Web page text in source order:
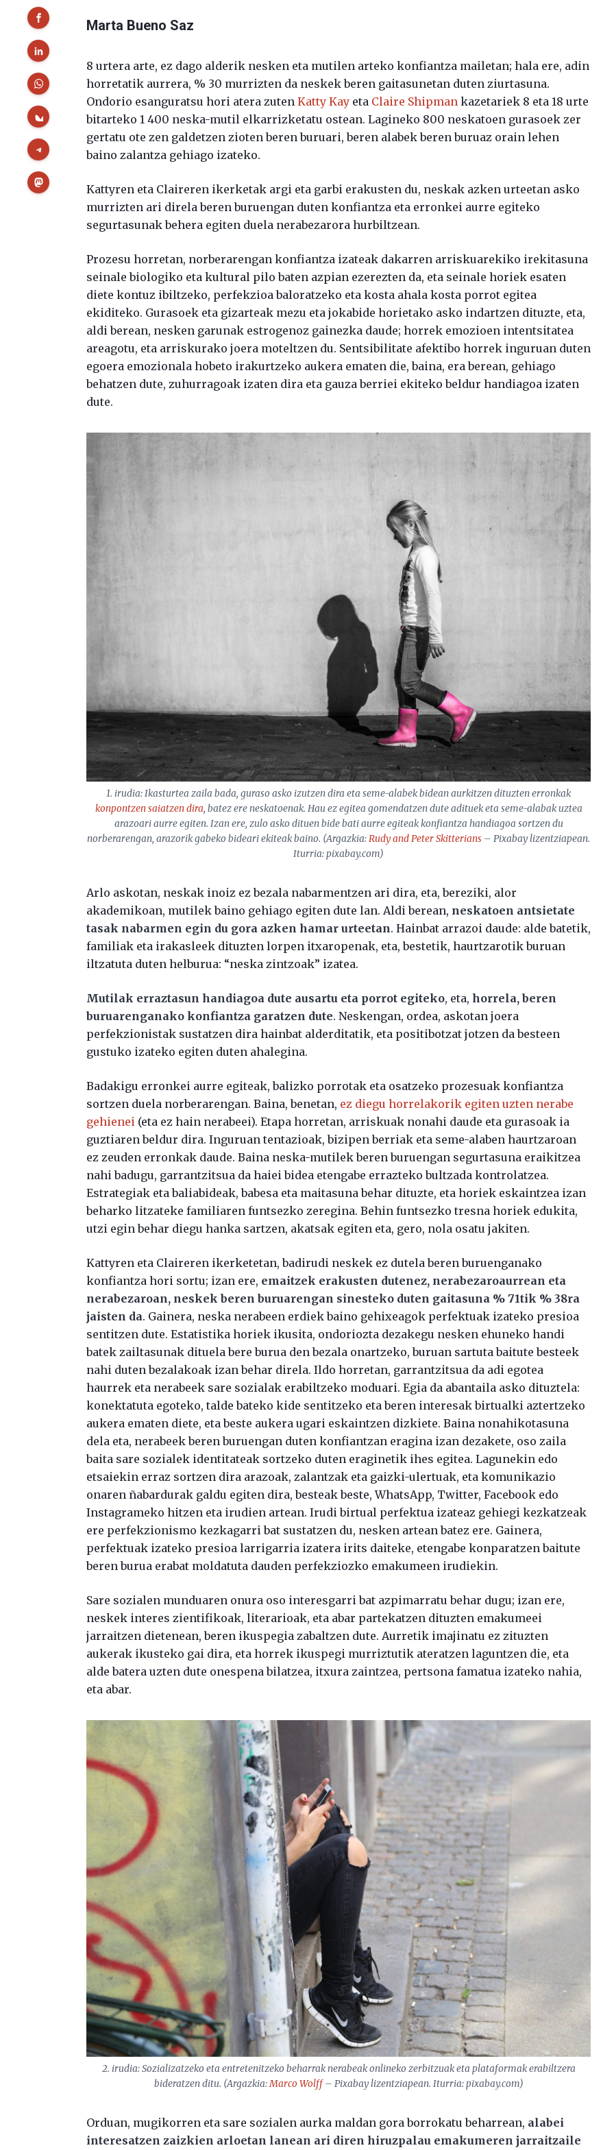
Marta Bueno Saz
8 urtera arte, ez dago alderik nesken eta mutilen arteko konfiantza mailetan; hala ere, adin
horretatik aurrera, % 30 murrizten da neskek beren gaitasunetan duten ziurtasuna.
Ondorio esanguratsu hori atera zutenKatty Kay eta Claire Shipman kazetariek 8 eta 18 urte
bitarteko 1 400 neska-mutil elkarrizketatu ostean. Lagineko 800 neskatoen gurasoek zer
gertatu ote zen galdetzen zioten beren buruari, beren alabek beren buruaz orain lehen
baino zalantza gehiago izateko.
Kattyren eta Claireren ikerketak argi eta garbi erakusten du, neskak azken urteetan asko
murrizten ari direla beren buruengan duten konfiantza eta erronkei aurre egiteko
segurtasunak behera egiten duela nerabezarora hurbiltzean.
Prozesu horretan, norberarengan konfiantza izateak dakarren arriskuarekiko irekitasuna
seinale biologiko eta kultural pilo baten azpian ezerezten da, eta seinale horiek esaten
diete kontuz ibiltzeko, perfekzioa baloratzeko eta kosta ahala kosta porrot egitea
ekiditeko. Gurasoek eta gizarteak mezu eta jokabide horietako asko indartzen dituzte, eta,
aldi berean, nesken garunak estrogenoz gainezka daude; horrek emozioen intentsitatea
areagotu, eta arriskurako joera moteltzen du. Sentsibilitate afektibo horrek inguruan duten
egoera emozionala hobeto irakurtzeko aukera ematen die, baina, era berean, gehiago
behatzen dute, zuhurragoak izaten dira eta gauza berriei ekiteko beldur handiagoa izaten
dute.
1. irudia: Ikasturtea zaila bada, guraso asko izutzen dira eta seme-alabek bidean aurkitzen dituzten erronkak
konpontzen saiatzen dira, batez ere neskatoenak. Hau ez egitea gomendatzen dute adituek eta seme-alabak uztea
arazoari aurre egiten. Izan ere, zulo asko dituen bide bati aurre egiteak konfiantza handiagoa sortzen du
norberarengan, arazorik gabeko bideari ekiteak baino. (Argazkia:Rudy and Peter Skitterians – Pixabay lizentziapean.
Iturria: pixabay.com)
Arlo askotan, neskak inoiz ez bezala nabarmentzen ari dira, eta, bereziki, alor
akademikoan, mutilek baino gehiago egiten dute lan. Aldi berean, neskatoen antsietate
tasak nabarmen egin du gora azken hamar urteetan. Hainbat arrazoi daude: alde batetik,
familiak eta irakasleek dituzten lorpen itxaropenak, eta, bestetik, haurtzarotik buruan
iltzatuta duten helburua: “neska zintzoak” izatea.
Mutilak erraztasun handiagoa dute ausartu eta porrot egiteko, eta,horrela, beren
buruarenganako konfiantza garatzen dute. Neskengan, ordea, askotan joera
perfekzionistak sustatzen dira hainbat alderditatik, eta positibotzat jotzen da besteen
gustuko izateko egiten duten ahalegina.
Badakigu erronkei aurre egiteak, balizko porrotak eta osatzeko prozesuak konfiantza
sortzen duela norberarengan. Baina, benetan, ez diegu horrelakorik egiten uzten nerabe
gehienei (eta ez hain nerabeei). Etapa horretan, arriskuak nonahi daude eta gurasoak ia
guztiaren beldur dira. Inguruan tentazioak, bizipen berriak eta seme-alaben haurtzaroan
ez zeuden erronkak daude. Baina neska-mutilek beren buruengan segurtasuna eraikitzea
nahi badugu, garrantzitsua da haiei bidea etengabe errazteko bultzada kontrolatzea.
Estrategiak eta baliabideak, babesa eta maitasuna behar dituzte, eta horiek eskaintzea izan
beharko litzateke familiaren funtsezko zeregina. Behin funtsezko tresna horiek edukita,
utzi egin behar diegu hanka sartzen, akatsak egiten eta, gero, nola osatu jakiten.
Kattyren eta Claireren ikerketetan, badirudi neskek ez dutela beren buruenganako
konfiantza hori sortu; izan ere, emaitzek erakusten dutenez, nerabezaroaurrean eta
nerabezaroan, neskek beren buruarengan sinesteko duten gaitasuna % 71tik % 38ra
jaisten da. Gainera, neska nerabeen erdiek baino gehixeagok perfektuak izateko presioa
sentitzen dute. Estatistika horiek ikusita, ondoriozta dezakegu nesken ehuneko handi
batek zailtasunak dituela bere burua den bezala onartzeko, buruan sartuta baitute besteek
nahi duten bezalakoak izan behar direla. Ildo horretan, garrantzitsua da adi egotea
haurrek eta nerabeek sare sozialak erabiltzeko moduari. Egia da abantaila asko dituztela:
konektatuta egoteko, talde bateko kide sentitzeko eta beren interesak birtualki aztertzeko
aukera ematen diete, eta beste aukera ugari eskaintzen dizkiete. Baina nonahikotasuna
dela eta, nerabeek beren buruengan duten konfiantzan eragina izan dezakete, oso zaila
baita sare sozialek identitateak sortzeko duten eraginetik ihes egitea. Lagunekin edo
etsaiekin erraz sortzen dira arazoak, zalantzak eta gaizki-ulertuak, eta komunikazio
onaren ñabardurak galdu egiten dira, besteak beste, WhatsApp, Twitter, Facebook edo
Instagrameko hitzen eta irudien artean. Irudi birtual perfektua izateaz gehiegi kezkatzeak
ere perfekzionismo kezkagarri bat sustatzen du, nesken artean batez ere. Gainera,
perfektuak izateko presioa larrigarria izatera irits daiteke, etengabe konparatzen baitute
beren burua erabat moldatuta dauden perfekziozko emakumeen irudiekin.
Sare sozialen munduaren onura oso interesgarri bat azpimarratu behar dugu; izan ere,
neskek interes zientifikoak, literarioak, eta abar partekatzen dituzten emakumeei
jarraitzen dietenean, beren ikuspegia zabaltzen dute. Aurretik imajinatu ez zituzten
aukerak ikusteko gai dira, eta horrek ikuspegi murriztutik ateratzen laguntzen die, eta
alde batera uzten dute onespena bilatzea, itxura zaintzea, pertsona famatua izateko nahia,
eta abar.
2. irudia: Sozializatzeko eta entretenitzeko beharrak nerabeak onlineko zerbitzuak eta plataformak erabiltzera
bideratzen ditu. (Argazkia:Marco Wolff– Pixabay lizentziapean. Iturria: pixabay.com)
Orduan, mugikorren eta sare sozialen aurka maldan gora borrokatu beharrean, alabei
interesatzen zaizkien arloetan lanean ari diren hiruzpalau emakumeren jarraitzaile